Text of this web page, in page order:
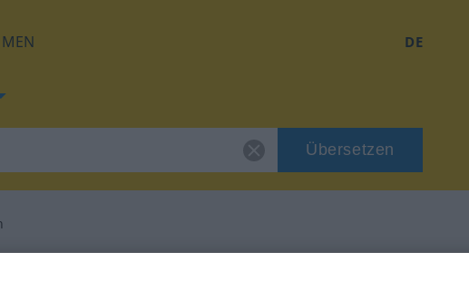
DE
Übersetzen
für "ersprießlich"